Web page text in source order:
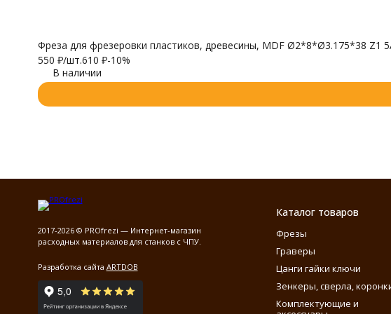
Фреза для фрезеровки пластиков, древесины, MDF Ø2*8*Ø3.175*38 Z1
550 ₽/шт.610 ₽-10%
В наличии
2017-2026 © PROfrezi — Интернет-магазин
расходных материалов для станков с ЧПУ.
Разработка сайта ARTDOB
Каталог товаров
Фрезы
Граверы
Цанги гайки ключи
Зенкеры, сверла,
Комплектующие и